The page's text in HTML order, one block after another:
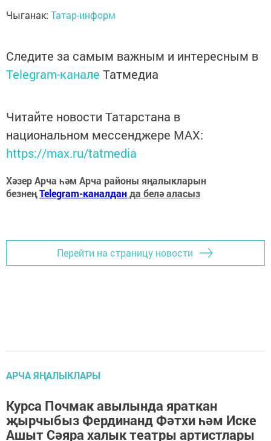
Чыганак: Татар-информ
Следите за самым важным и интересным в
Telegram-канале Татмедиа
Читайте новости Татарстана в
национальном мессенджере MАХ:
https://max.ru/tatmedia
Хәзер Арча һәм Арча районы яңалыкларын
безнеңTelegram-каналданда белә аласыз
Перейти на страницу новости
АРЧА ЯҢАЛЫКЛАРЫ
Курса Почмак авылында яраткан
җырчыбыз Фердинанд Фәтхи һәм Иске
Ашыт Сәяра халык театры артистлары